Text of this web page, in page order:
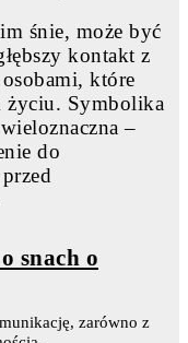
śnie, może być
kontakt z
które
życiu. Symbolika
–
do
snach o
zarówno z